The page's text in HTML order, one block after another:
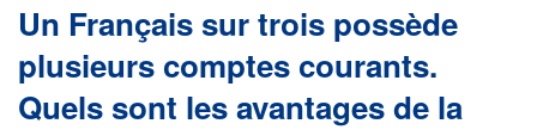
Un Français sur trois possède
plusieurs comptes courants.
Quels sont les avantages de la